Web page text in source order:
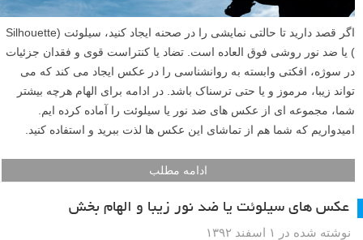
اگر قصد دارید تا حالتی نمایشی را در صحنه ایجاد کنید، سیلوئت (Silhouette
) یا ضد نور روشی فوق العاده است. تضاد یا کنتراست قوی و فقدان جزئیات
در سوژه، افکتی وابسته به روانشناسی را در عکس ایجاد می کند که می
تواند زیبا، مرموز و یا حتی ترسناک باشد. در ادامه برای الهام هرچه بیشتر
شما، مجموعه ای از عکس های ضد نور یا سیلوئت را آماده کرده ایم.
امیدواریم که شما هم از تماشای این عکس ها لذت ببرید و استفاده کنید.
ادامه مطلب
عکس های سیلوئت یا ضد نور زیبا و الهام بخش
نوشته شده در ۱ اسفند ۱۳۹۲